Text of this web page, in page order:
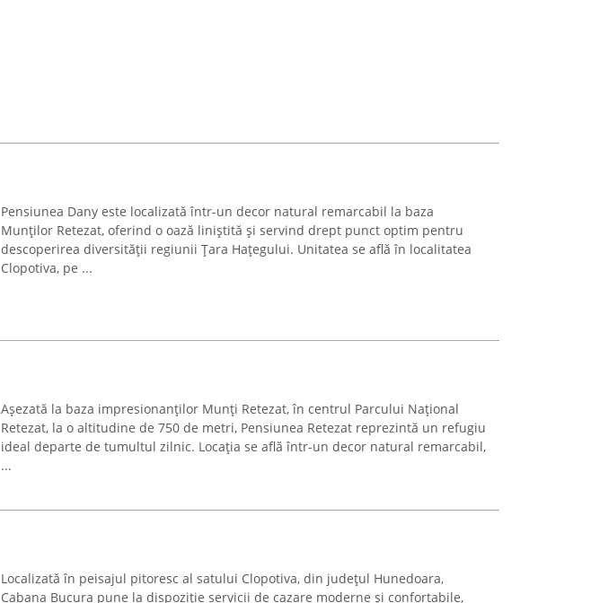
Pensiunea Dany este localizată într-un decor natural remarcabil la baza
Munților Retezat, oferind o oază liniștită și servind drept punct optim pentru
descoperirea diversității regiunii Țara Hațegului. Unitatea se află în localitatea
Clopotiva, pe ...
Așezată la baza impresionanților Munți Retezat, în centrul Parcului Național
Retezat, la o altitudine de 750 de metri, Pensiunea Retezat reprezintă un refugiu
ideal departe de tumultul zilnic. Locația se află într-un decor natural remarcabil,
...
Localizată în peisajul pitoresc al satului Clopotiva, din județul Hunedoara,
Cabana Bucura pune la dispoziție servicii de cazare moderne și confortabile,